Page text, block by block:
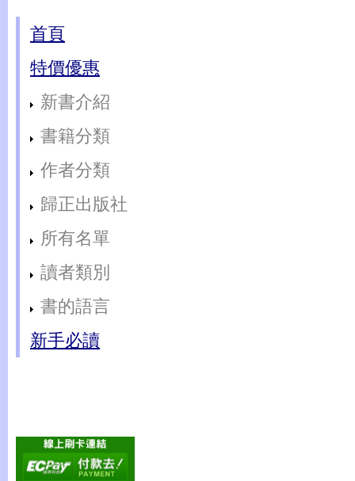
首頁
特價優惠
新書介紹
書籍分類
作者分類
歸正出版社
所有名單
讀者類別
書的語言
新手必讀